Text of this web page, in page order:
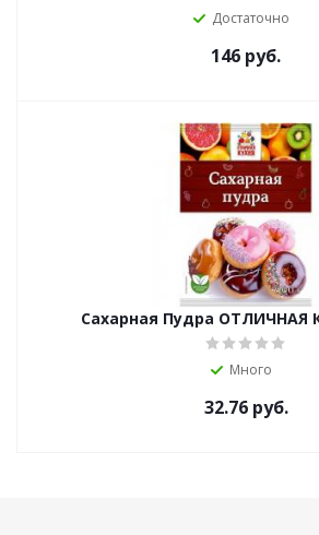
Достаточно
146 руб.
Сахарная Пудра ОТЛИЧНАЯ
Много
32.76руб.